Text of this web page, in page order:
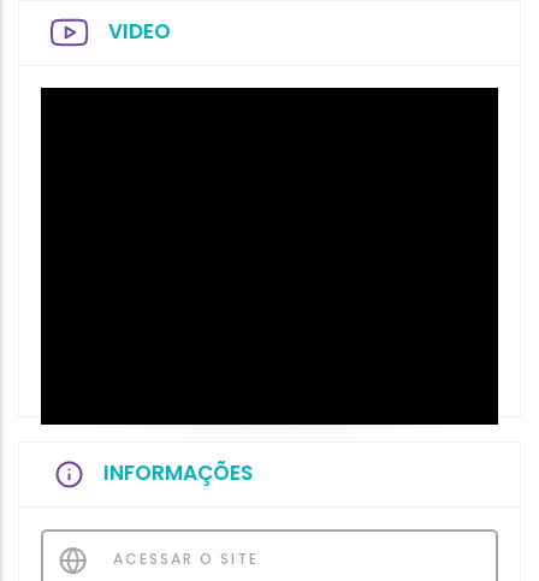
VIDEO
INFORMAÇÕES
ACESSAR O SITE